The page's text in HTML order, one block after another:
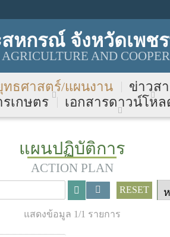
หกรณ์ จังหวัดเพช
AND
ทธศาสตร์/แผนงาน ข่าวส
เกษตร
เอกสารดาวน์โหล
แผนปฏิบัติการ
ACTION PLAN
RESET
แสดงข้อมูล 1/1 รายการ